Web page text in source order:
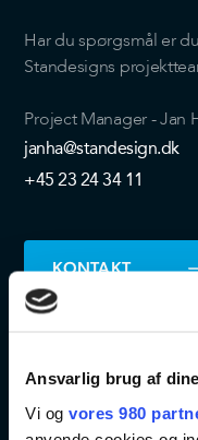
Ansvarlig brug af
Vi og vores 980
Har du spørgsmål er
Standesigns
Project Manager - Jan
janha@standesign.dk
+45 23 24 34 11
KONTAKT